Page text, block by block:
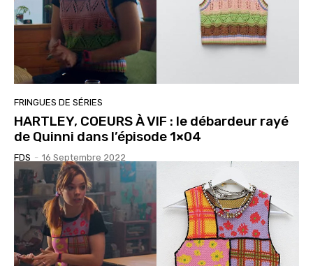
FRINGUES DE SÉRIES
HARTLEY, COEURS À VIF : le débardeur rayé
de Quinni dans l’épisode 1×04
FDS - 16 Septembre 2022